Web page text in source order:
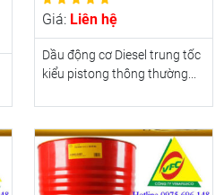
Giá: Liên hệ
Dầu động cơ Diesel trung tốc
kiểu pistong thông thường...